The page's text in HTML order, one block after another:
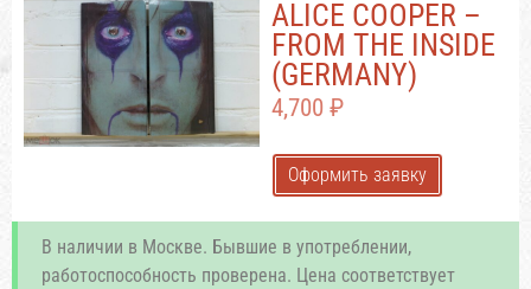
ALICE COOPER –
FROM THE INSIDE
(GERMANY)
4,700 ₽
Оформить заявку
В наличии в Москве. Бывшие в употреблении,
работоспособность проверена. Цена соответствует